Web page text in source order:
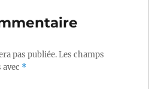
pas publiée.Les champs
*